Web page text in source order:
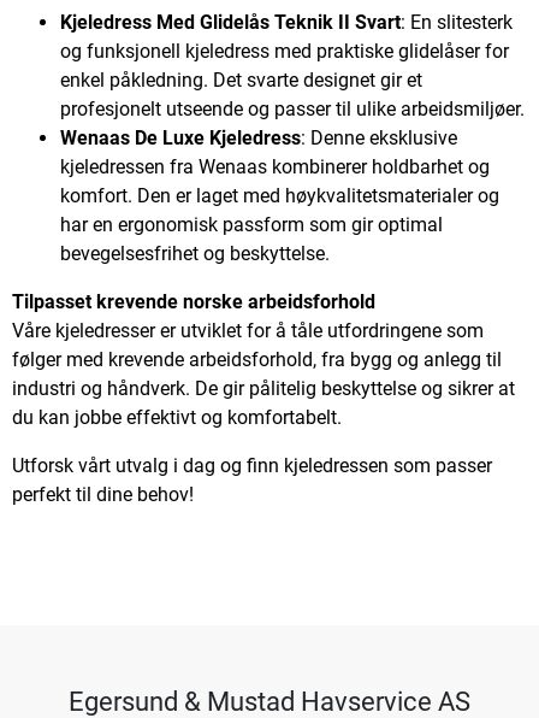
Kjeledress Med Glidelås Teknik II Svart: En slitesterk
og funksjonell kjeledress med praktiske glidelåser for
enkel påkledning. Det svarte designet gir et
profesjonelt utseende og passer til ulike arbeidsmiljøer.
Wenaas De Luxe Kjeledress: Denne eksklusive
kjeledressen fra Wenaas kombinerer holdbarhet og
komfort. Den er laget med høykvalitetsmaterialer og
har en ergonomisk passform som gir optimal
bevegelsesfrihet og beskyttelse.
Tilpasset krevende norske arbeidsforhold
Våre kjeledresser er utviklet for å tåle utfordringene som
følger med krevende arbeidsforhold, fra bygg og anlegg til
industri og håndverk. De gir pålitelig beskyttelse og sikrer at
du kan jobbe effektivt og komfortabelt.
Utforsk vårt utvalg i dag og finn kjeledressen som passer
perfekt til dine behov!
Egersund & Mustad Havservice AS